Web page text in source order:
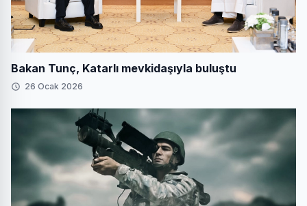
Bakan Tunç, Katarlı mevkidaşıyla buluştu
26 Ocak 2026